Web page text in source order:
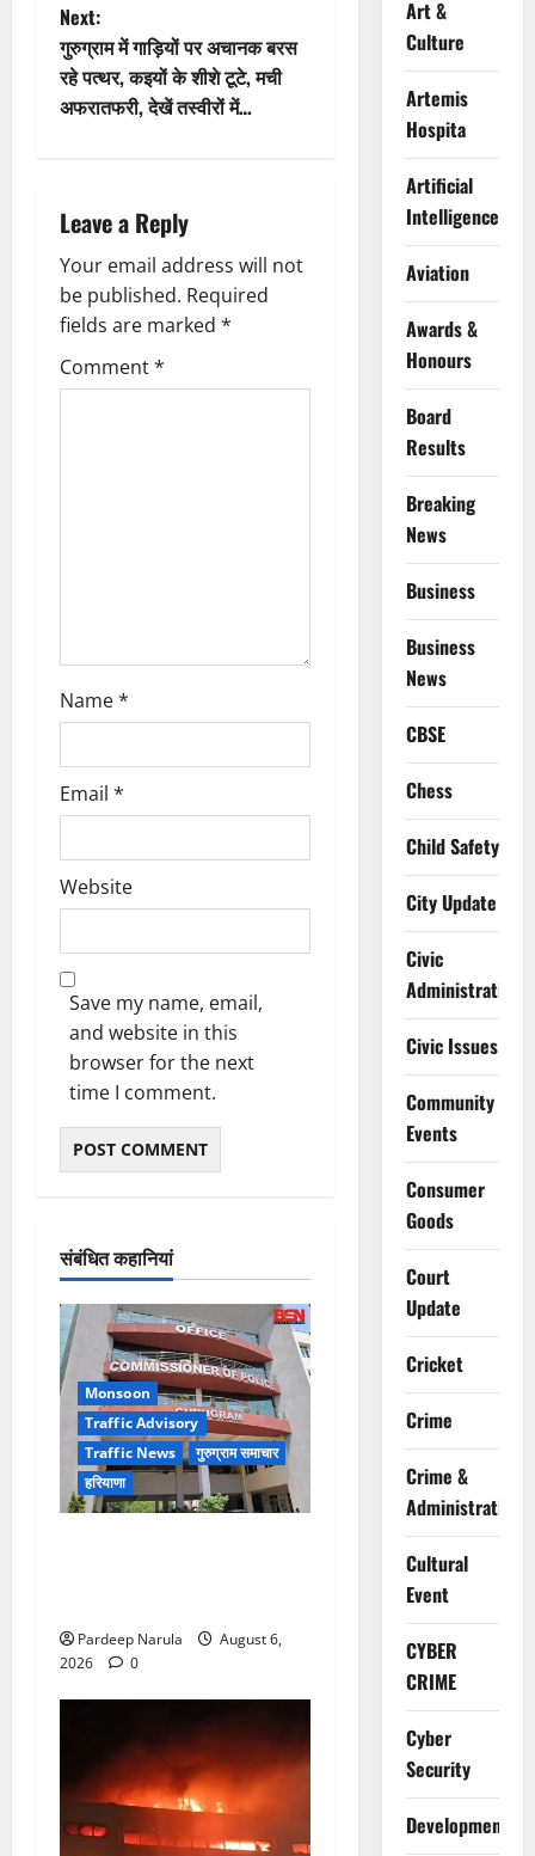
t
n
v
i
g
a
t
Next:
गुरुग्राम में गाड़ियों पर अचानक बरस
रहे पत्थर, कइयों के शीशे टूटे, मची
अफरातफरी, देखें तस्वीरों में…
Leave a Reply
Your email address will not
be published. Required
fields are marked *
Comment*
Name*
Email *
Website
Save my name, email,
and website in this
browser for the next
time I comment.
संबंधित कहानियां
Monsoon
Traffic Advisory
Traffic News
गुरुग्राम समाचार
हरियाणा
Pardeep Narula
August 6,
2026
0
Art &
Culture
Artemis
Hospita
Artificial
Intelligence
Aviation
Awards &
Honours
Board
Results
Breaking
News
Business
Business
News
CBSE
Chess
Child Safety
City Update
Civic
Administration
Civic Issues
Community
Events
Consumer
Goods
Court
Update
Cricket
Crime
Crime &
Administration
Cultural
Event
CYBER
CRIME
Cyber
Security
Development